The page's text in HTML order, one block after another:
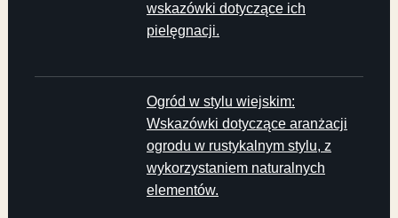
wskazówki dotyczące ich
pielęgnacji.
Ogród w stylu wiejskim:
Wskazówki dotyczące aranżacji
ogrodu w rustykalnym stylu, z
wykorzystaniem naturalnych
elementów.